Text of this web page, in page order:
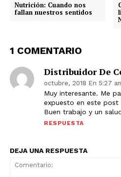
Nutrición: Cuando nos
fallan nuestros sentidos
1 COMENTARIO
Distribuidor De
octubre, 2018 En 5:27
Muy interesante. Me
expuesto en este post
Buen trabajo y un
RESPUESTA
DEJA UNA RESPUESTA